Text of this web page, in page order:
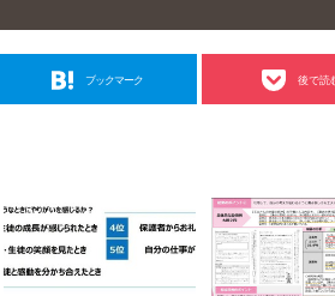
ブックマーク 後で読